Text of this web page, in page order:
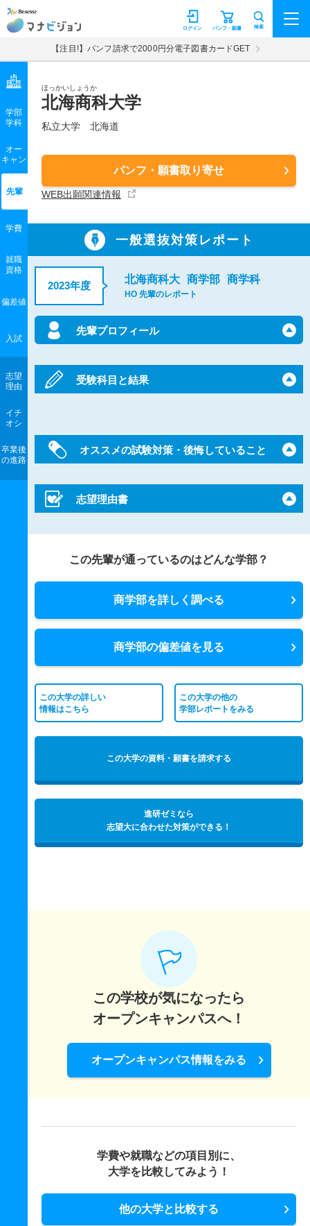
マナビジョン パンフ・願書
ログイン 検索
【注目!】パンフ請求で2000円分電子図書カードGET
ほっかいしょうか
北海商科大学
私立大学 北海道
パンフ・願書取り寄せ
WEB出願関連情報
学部
学科
オー
キャン
先輩
学費
就職
資格
偏差値
入試
志望
理由
イチ
オシ
卒業後
の進路
一般選抜対策レポート
2023年度
北海商科大 商学部 商学科
HO 先輩のレポート
先輩プロフィール
受験科目と結果
オススメの試験対策・後悔していること
志望理由書
この先輩が通っているのはどんな学部？
商学部を詳しく調べる
商学部の偏差値を見る
この大学の詳しい
情報はこちら
この大学の他の
学部レポートをみる
この大学の資料・願書を請求する
進研ゼミなら
志望大に合わせた対策ができる！
この学校が気になったら
オープンキャンパスへ！
オープンキャンパス情報をみる
学費や就職などの項目別に、
大学を比較してみよう！
他の大学と比較する